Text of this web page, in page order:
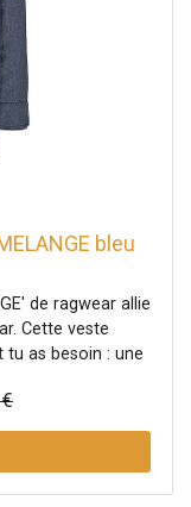
Matière : 100
bleu
de ragwear allie
Cette veste
as besoin : une
pression et
des applications
éclair est
Des poignets